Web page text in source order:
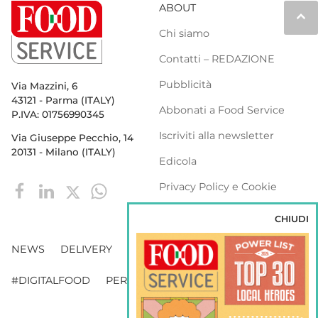
keyboard_arrow_up
Via Mazzini, 6
43121 - Parma (ITALY)
P.IVA: 01756990345
Via Giuseppe Pecchio, 14
20131 - Milano (ITALY)
ABOUT
Chi siamo
Contatti – REDAZIONE
Pubblicità
Abbonati a Food Service
Iscriviti alla newsletter
Edicola
Privacy Policy e Cookie
NEWS DELIVERY DISTRIBUZIONE
#DIGITALFOOD PERSONE WEBINAR VENDING
CHIUDI